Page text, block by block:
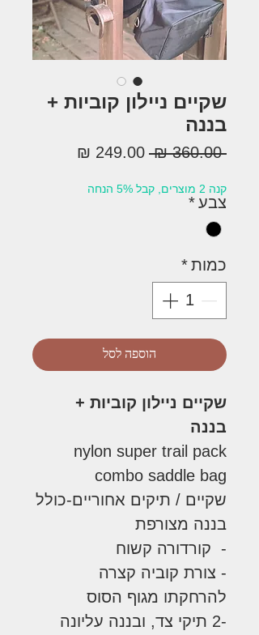
שקיים ניילון קוביות +
בננה
‏360.00 ‏₪
מחיר
קנה 2 מוצרים, קבל 5% הנחה
צבע*
כמות*
הוספה לסל
שקיים ניילון קוביות +
בננה
nylon super trail pack
combo saddle bag
שקיים / תיקים אחוריים-כולל
בננה מצורפת
- קורדורה קשוח
- צורת קוביה קצרה
להרחקתו מגוף הסוס
-2 תיקי צד, ובננה עליונה